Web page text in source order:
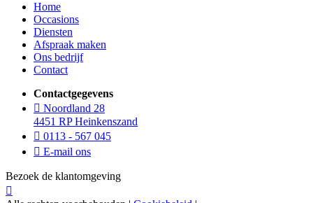
Home
Occasions
Diensten
Afspraak maken
Ons bedrijf
Contact
Contactgegevens
Noordland 28
4451 RP Heinkenszand
0113 - 567 045
E-mail ons
Bezoek de klantomgeving